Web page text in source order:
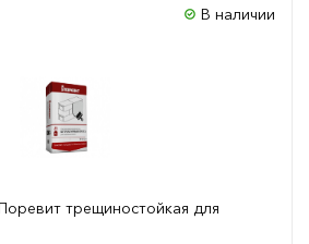
В наличии
трещиностойкая для